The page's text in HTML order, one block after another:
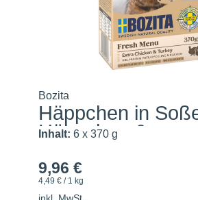
Bozita
Häppchen in
Hühnchen &...
Inhalt: 6 x 370 g
9,96 €
4,49 € / 1 kg